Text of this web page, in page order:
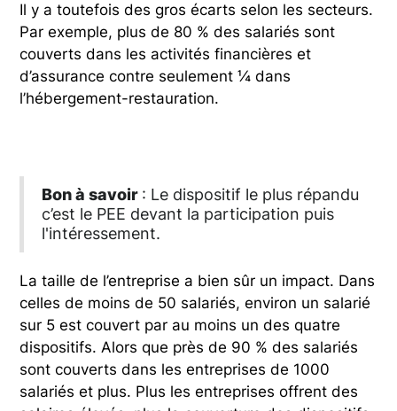
Il y a toutefois des gros écarts selon les secteurs.
Par exemple, plus de 80 % des salariés sont
couverts dans les activités financières et
d’assurance contre seulement ¼ dans
l’hébergement-restauration.
Bon à savoir : Le dispositif le plus répandu
c’est le PEE devant la participation puis
l'intéressement.
La taille de l’entreprise a bien sûr un impact. Dans
celles de moins de 50 salariés, environ un salarié
sur 5 est couvert par au moins un des quatre
dispositifs. Alors que près de 90 % des salariés
sont couverts dans les entreprises de 1000
salariés et plus. Plus les entreprises offrent des